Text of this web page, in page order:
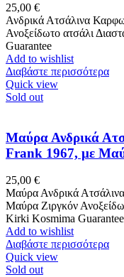
25,00 €
Ανδρικά Ατσάλινα
Ανοξείδωτο ατσάλι
Guarantee
Add to wishlist
Διαβάστε περισσότερα
Quick view
Sold out
Μαύρα Ανδρικά
Frank 1967, με
25,00 €
Μαύρα Ανδρικά
Μαύρα Ζιργκόν
Kirki Kosmima Guarantee
Add to wishlist
Διαβάστε περισσότερα
Quick view
Sold out